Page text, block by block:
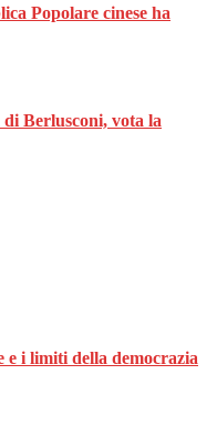
Popolare cinese ha
di Berlusconi, vota la
i limiti della democrazia